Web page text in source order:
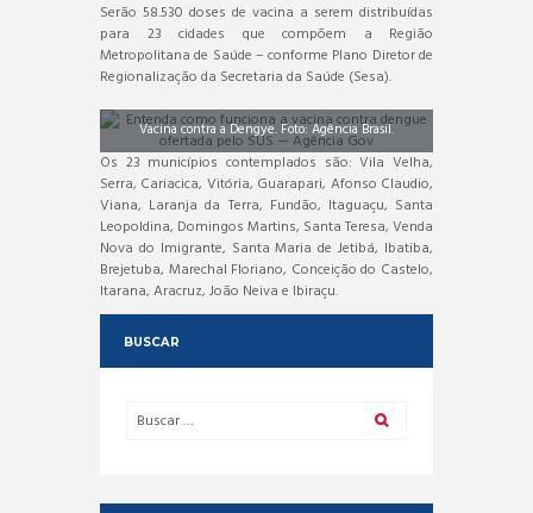
Serão 58.530 doses de vacina a serem distribuídas
para 23 cidades que compõem a Região
Metropolitana de Saúde – conforme Plano Diretor de
Regionalização da Secretaria da Saúde (Sesa).
Vacina contra a Dengye. Foto: Agência Brasil.
Os 23 municípios contemplados são: Vila Velha,
Serra, Cariacica, Vitória, Guarapari, Afonso Claudio,
Viana, Laranja da Terra, Fundão, Itaguaçu, Santa
Leopoldina, Domingos Martins, Santa Teresa, Venda
Nova do Imigrante, Santa Maria de Jetibá, Ibatiba,
Brejetuba, Marechal Floriano, Conceição do Castelo,
Itarana, Aracruz, João Neiva e Ibiraçu.
BUSCAR